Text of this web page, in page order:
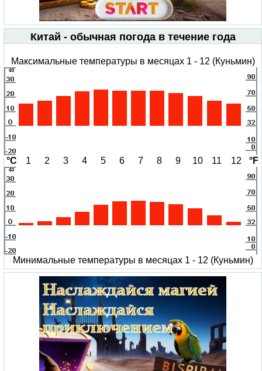
Китай - обычная погода в течение года
Максимальные температуры в месяцах 1 - 12 (Куньмин)
°C 1 2 3 4 5 6 7 8 9 10 11 12 °F
Минимальные температуры в месяцах 1 - 12 (Куньмин)